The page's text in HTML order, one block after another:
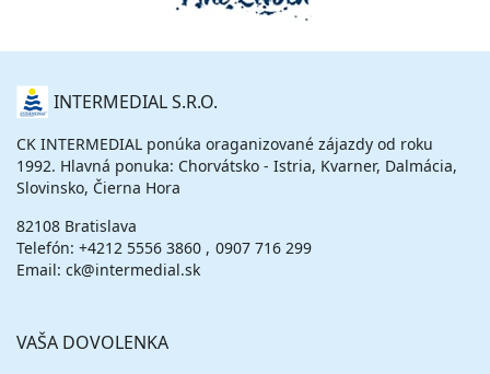
O
NÁS INTERMEDIAL S.R.O.
CK INTERMEDIAL ponúka oraganizované zájazdy od roku
1992. Hlavná ponuka: Chorvátsko - Istria, Kvarner, Dalmácia,
Slovinsko, Čierna Hora
82108 Bratislava
Telefón: +4212 5556 3860
0907 716 299
Email: ck@intermedial.sk
VAŠA DOVOLENKA